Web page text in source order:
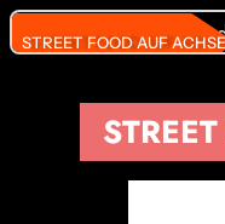
Direkt
zum
STREET FOOD AUF ACHSE
auf Achse statt.